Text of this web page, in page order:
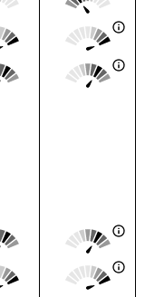
regio:
Landelijk
regio:
5 van 5
Landelijk
Score: 5 van
regio:
4 van 5
Landelijk
Score: 4 van
regio:
4 van 5
Landelijk
Score: 4 van
regio:
5 van 5
Landelijk
Score: 5 van